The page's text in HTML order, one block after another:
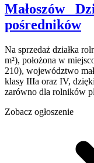
Małoszów
pośredników
Na sprzedaż działka
m²), położona w
210), województwo
klasy IIIa oraz IV,
zarówno dla rolników
Zobacz ogłoszenie